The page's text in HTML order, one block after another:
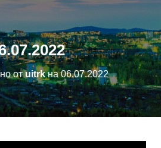
отuitrkна06.07.2022